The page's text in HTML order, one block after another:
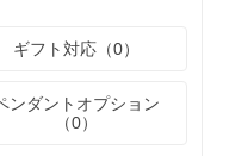
ギフト対応（0）
ンダントオプション
（0）